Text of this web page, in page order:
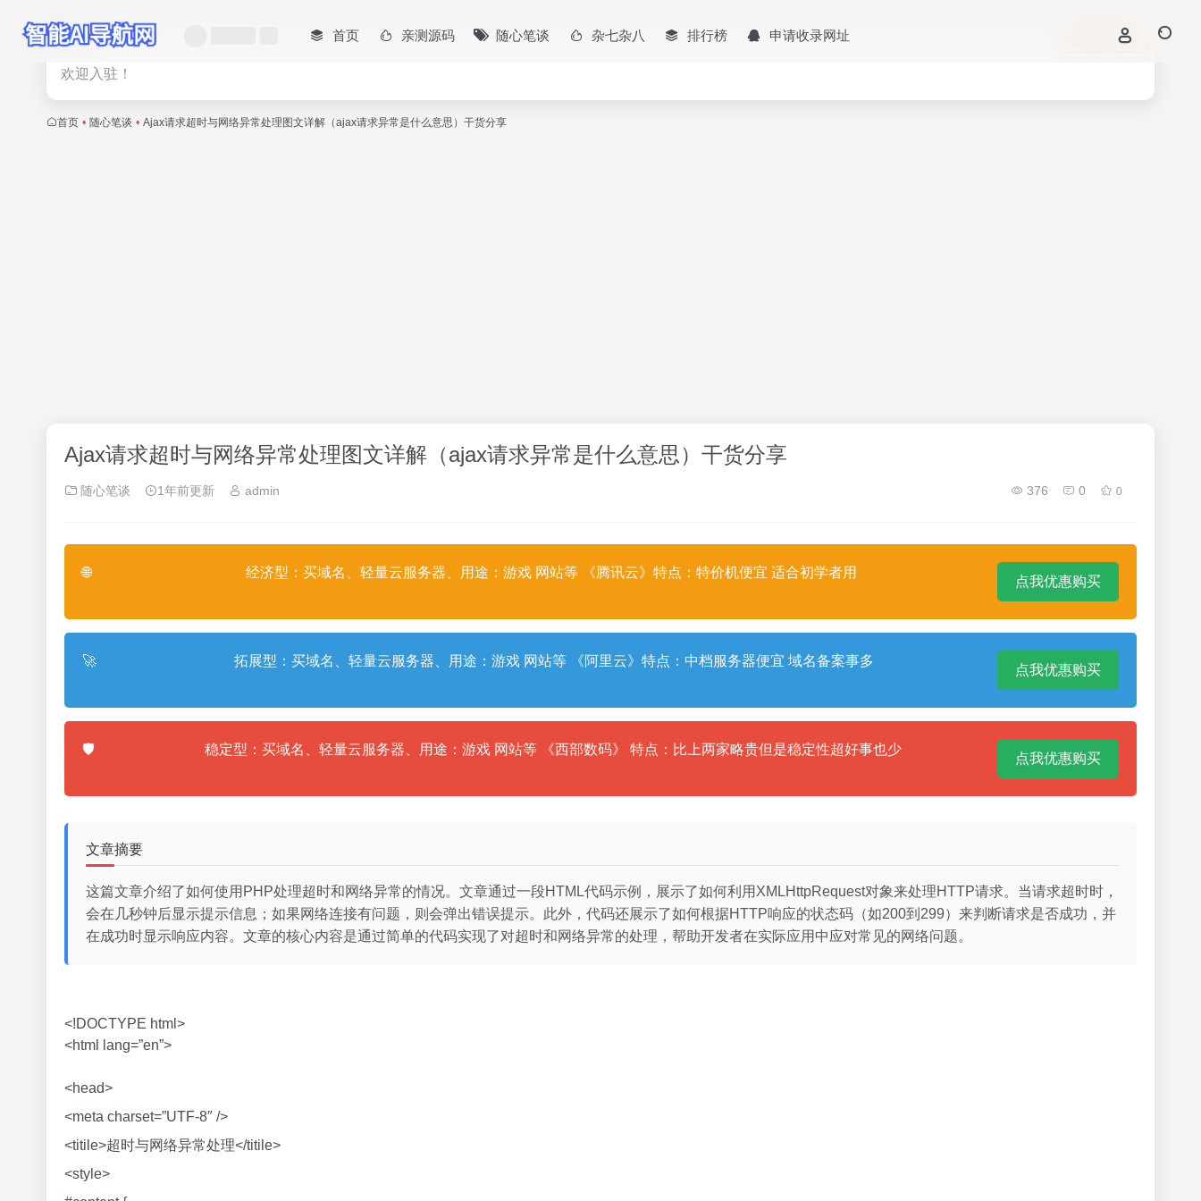
首页 亲测源码 随心笔谈 杂七杂八 排行榜 申请收录网址
热门 立即入驻
欢迎入驻！
首页 • 随心笔谈 • Ajax请求超时与网络异常处理图文详解（ajax请求异常是什么意思）干货分享
Ajax请求超时与网络异常处理图文详解（ajax请求异常是什么意思）干货分享
随心笔谈 1年前更新 admin 376 0 0
🌐 经济型：买域名、轻量云服务器、用途：游戏 网站等 《腾讯云》特点：特价机便宜 适合初学者用
点我优惠购买
🚀 拓展型：买域名、轻量云服务器、用途：游戏 网站等 《阿里云》特点：中档服务器便宜 域名备案事多
点我优惠购买
🛡️ 稳定型：买域名、轻量云服务器、用途：游戏 网站等 《西部数码》 特点：比上两家略贵但是稳定性超好事也少
点我优惠购买
文章摘要
这篇文章介绍了如何使用PHP处理超时和网络异常的情况。文章通过一段HTML代码示例，展示了如何利用XMLHttpRequest对象来处理HTTP请求。当请求超时时，
会在几秒钟后显示提示信息；如果网络连接有问题，则会弹出错误提示。此外，代码还展示了如何根据HTTP响应的状态码（如200到299）来判断请求是否成功，并
在成功时显示响应内容。文章的核心内容是通过简单的代码实现了对超时和网络异常的处理，帮助开发者在实际应用中应对常见的网络问题。
<!DOCTYPE html>
<html lang=”en”>
<head>
<meta charset=”UTF-8″ />
<titile>超时与网络异常处理</titile>
<style>